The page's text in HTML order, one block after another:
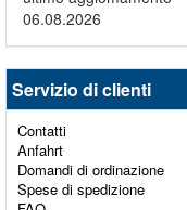
06.08.2026
Servizio di clienti
Contatti
Anfahrt
Domandi di ordinazione
Spese di spedizione